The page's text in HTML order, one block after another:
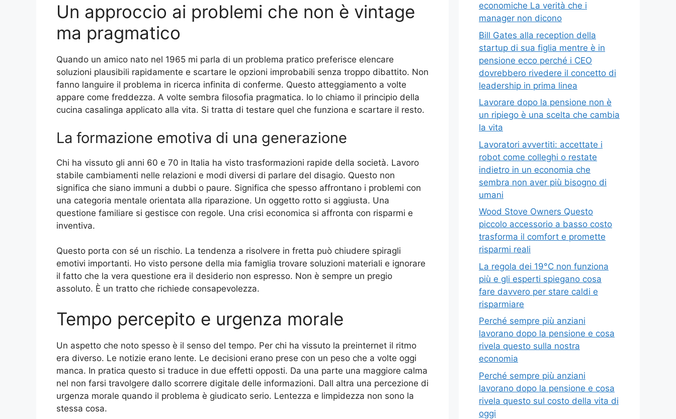
Un approccio ai problemi che non è vintage
ma pragmatico
Quando un amico nato nel 1965 mi parla di un problema pratico preferisce elencare
soluzioni plausibili rapidamente e scartare le opzioni improbabili senza troppo dibattito. Non
fanno languire il problema in ricerca infinita di conferme. Questo atteggiamento a volte
appare come freddezza. A volte sembra filosofia pragmatica. Io lo chiamo il principio della
cucina casalinga applicato alla vita. Si tratta di testare quel che funziona e scartare il resto.
La formazione emotiva di una generazione
Chi ha vissuto gli anni 60 e 70 in Italia ha visto trasformazioni rapide della società. Lavoro
stabile cambiamenti nelle relazioni e modi diversi di parlare del disagio. Questo non
significa che siano immuni a dubbi o paure. Significa che spesso affrontano i problemi con
una categoria mentale orientata alla riparazione. Un oggetto rotto si aggiusta. Una
questione familiare si gestisce con regole. Una crisi economica si affronta con risparmi e
inventiva.
Questo porta con sé un rischio. La tendenza a risolvere in fretta può chiudere spiragli
emotivi importanti. Ho visto persone della mia famiglia trovare soluzioni materiali e ignorare
il fatto che la vera questione era il desiderio non espresso. Non è sempre un pregio
assoluto. È un tratto che richiede consapevolezza.
Tempo percepito e urgenza morale
Un aspetto che noto spesso è il senso del tempo. Per chi ha vissuto la preinternet il ritmo
era diverso. Le notizie erano lente. Le decisioni erano prese con un peso che a volte oggi
manca. In pratica questo si traduce in due effetti opposti. Da una parte una maggiore calma
nel non farsi travolgere dallo scorrere digitale delle informazioni. Dall altra una percezione di
urgenza morale quando il problema è giudicato serio. Lentezza e limpidezza non sono la
stessa cosa.
economiche La verità che i
manager non dicono
Bill Gates alla reception della
startup di sua figlia mentre è in
pensione ecco perché i CEO
dovrebbero rivedere il concetto di
leadership in prima linea
Lavorare dopo la pensione non è
un ripiego è una scelta che cambia
la vita
Lavoratori avvertiti: accettate i
robot come colleghi o restate
indietro in un economia che
sembra non aver più bisogno di
umani
Wood Stove Owners Questo
piccolo accessorio a basso costo
trasforma il comfort e promette
risparmi reali
La regola dei 19°C non funziona
più e gli esperti spiegano cosa
fare davvero per stare caldi e
risparmiare
Perché sempre più anziani
lavorano dopo la pensione e cosa
rivela questo sulla nostra
economia
Perché sempre più anziani
lavorano dopo la pensione e cosa
rivela questo sul costo della vita di
oggi